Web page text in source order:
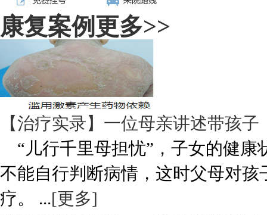
康复案例更多>>
【治疗实录】一位母亲讲述带孩子
“儿行千里母担忧”，子女的健康
不能自行判断病情，这时父母对
疗。 ...[更多]